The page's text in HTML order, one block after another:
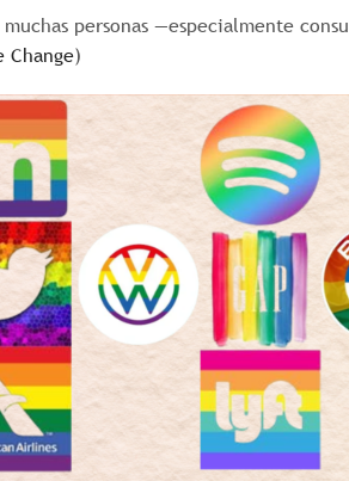
personas —especialmente
Change)